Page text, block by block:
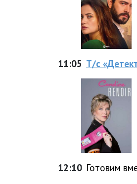
11:05 Т/с
12:10 Готовим